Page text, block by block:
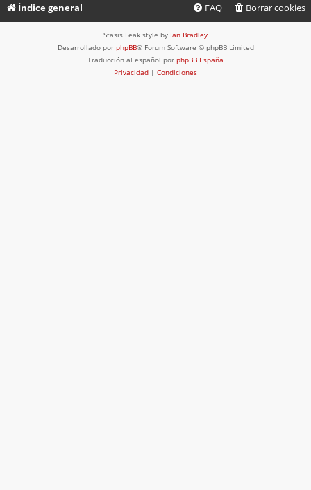
Índice general Borrar cookies
FAQ
Stasis Leak style by Ian Bradley
Desarrollado por phpBB® Forum Software © phpBB Limited
Traducción al español por phpBB España
Privacidad | Condiciones